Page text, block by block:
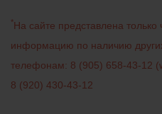
*На сайте представлена только
информацию по наличию
телефонам: 8 (905) 658-43-12 (
8 (920) 430-43-12